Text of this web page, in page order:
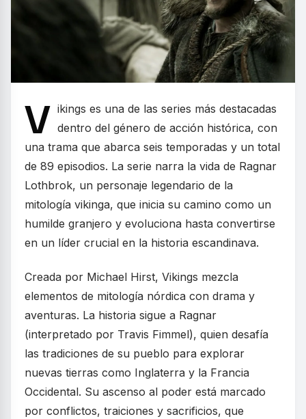
V ikings es una de las series más destacadas
dentro del género de acción histórica, con
una trama que abarca seis temporadas y un total
de 89 episodios. La serie narra la vida de Ragnar
Lothbrok, un personaje legendario de la
mitología vikinga, que inicia su camino como un
humilde granjero y evoluciona hasta convertirse
en un líder crucial en la historia escandinava.
Creada por Michael Hirst, Vikings mezcla
elementos de mitología nórdica con drama y
aventuras. La historia sigue a Ragnar
(interpretado por Travis Fimmel), quien desafía
las tradiciones de su pueblo para explorar
nuevas tierras como Inglaterra y la Francia
Occidental. Su ascenso al poder está marcado
por conflictos, traiciones y sacrificios, que